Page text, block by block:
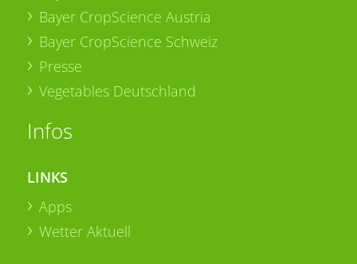
Bayer CropScience Austria
Bayer CropScience Schweiz
Presse
Vegetables Deutschland
Infos
LINKS
Apps
Wetter Aktuell